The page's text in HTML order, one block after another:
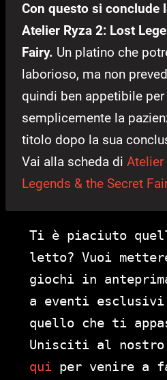
Con questo si conclude
Atelier Ryza 2: Lost
Fairy. Un platino che
laborioso, ma non
quindi ben appetibile
semplicemente la
titolo dopo la sua
Vai alla scheda di Atelier
Legends & the Secret
Ti è piaciuto
letto? Vuoi
giochi in
a eventi
quello che ti
Unisciti al
qui per venire a